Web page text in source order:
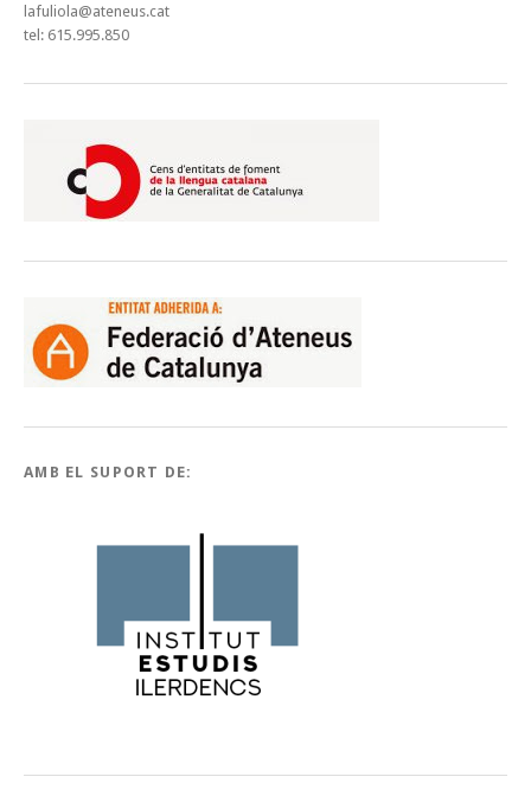
lafuliola@ateneus.cat
tel: 615.995.850
AMB EL SUPORT DE: